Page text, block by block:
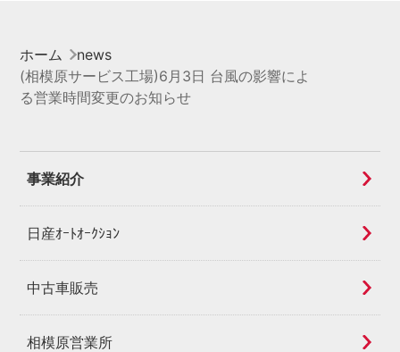
ホーム
news
(相模原サービス工場)6月3日 台風の影響によ
る営業時間変更のお知らせ
事業紹介
日産ｵｰﾄｵｰｸｼｮﾝ
中古車販売
相模原営業所